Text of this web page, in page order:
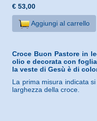
€ 53,00
Aggiungi al carrello
Croce Buon Pastore in
olio e decorata con
la veste di Gesù è di
La prima misura indicata
larghezza della croce.